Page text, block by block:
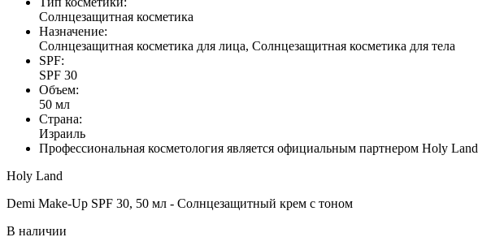
Солнцезащитная косметика
Назначение:
Солнцезащитная косметика для лица, Солнцезащитная косметика для тела
SPF:
SPF 30
Объем:
50 мл
Страна:
Израиль
Профессиональная косметология является официальным партнером Holy Land
Holy Land
Demi Мake-Up SPF 30, 50 мл - Солнцезащитный крем с тоном
В наличии